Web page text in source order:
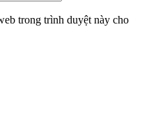
trong trình duyệt này cho